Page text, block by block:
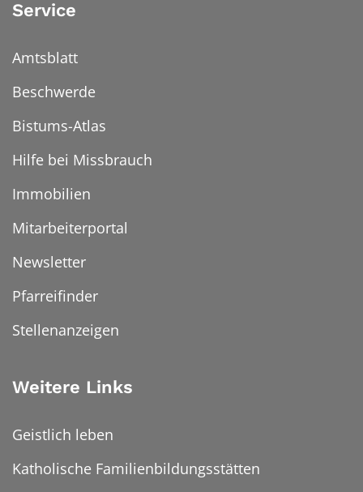
Service
Amtsblatt
Beschwerde
Bistums-Atlas
Hilfe bei Missbrauch
Immobilien
Mitarbeiterportal
Newsletter
Pfarreifinder
Stellenanzeigen
Weitere Links
Geistlich leben
Katholische Familienbildungsstätten